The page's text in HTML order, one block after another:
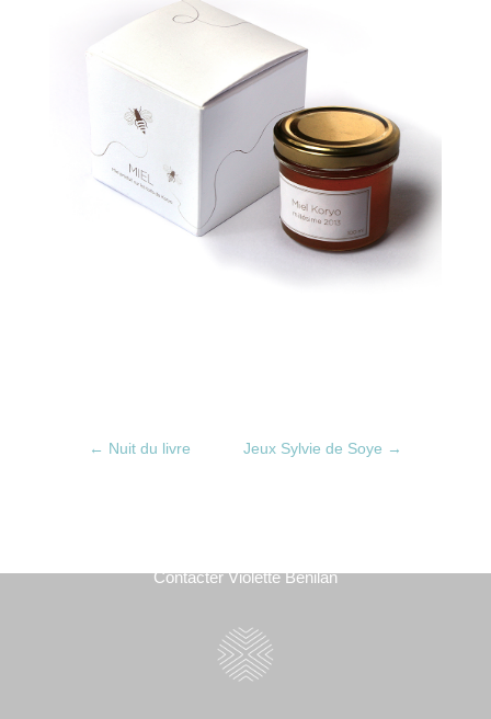
← Nuit du livre Jeux Sylvie de Soye →
Contacter Violette Benilan